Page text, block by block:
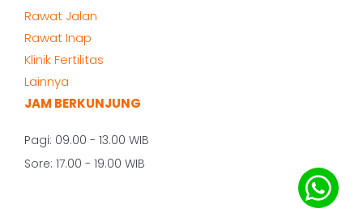
Rawat Jalan
Rawat Inap
Klinik Fertilitas
Lainnya
JAM BERKUNJUNG
Pagi: 09.00 - 13.00 WIB
Sore: 17.00 - 19.00 WIB